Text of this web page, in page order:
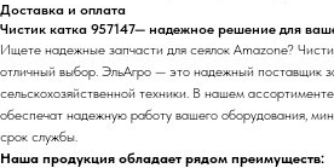
Доставка и оплата
Чистик катка 957147— надежное решение для
Ищете надежные запчасти для сеялок Amazone?
отличный выбор. ЭльАгро — это надежный поставщик
сельскохозяйственной техники. В нашем
обеспечат надежную работу вашего оборудования,
срок службы.
Наша продукция обладает рядом преимуществ: